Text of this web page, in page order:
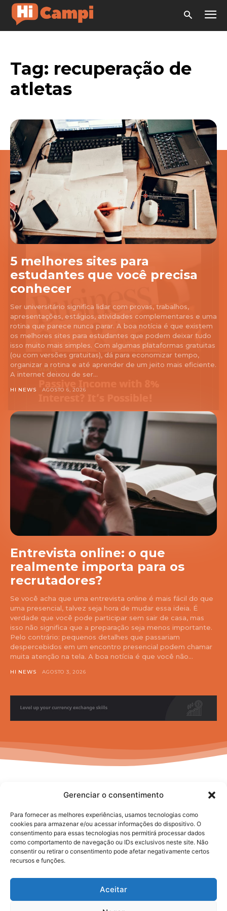
Gerenciar o consentimento
Para fornecer as melhores experiências, usamos tecnologias como
cookies para armazenar e/ou acessar informações do dispositivo. O
consentimento para essas tecnologias nos permitirá processar dados
como comportamento de navegação ou IDs exclusivos neste site. Não
consentir ou retirar o consentimento pode afetar negativamente certos
recursos e funções.
Aceitar
Tag: recuperação de
atletas
5 melhores sites para
estudantes que você precisa
conhecer
Ser universitário significa lidar com provas, trabalhos,
apresentações, estágios, atividades complementares e uma
rotina que parece nunca parar. A boa notícia é que existem
os melhores sites para estudantes que podem deixar tudo
isso muito mais simples. Com algumas plataformas gratuitas
(ou com versões gratuitas), dá para economizar tempo,
organizar a rotina e até aprender de um jeito mais eficiente.
A internet deixou de ser...
HI NEWS AGOSTO 6, 2026
Entrevista online: o que
realmente importa para os
recrutadores?
Se você acha que uma entrevista online é mais fácil do que
uma presencial, talvez seja hora de mudar essa ideia. É
verdade que você pode participar sem sair de casa, mas
isso não significa que a preparação seja menos importante.
Pelo contrário: pequenos detalhes que passariam
despercebidos em um encontro presencial podem chamar
muita atenção na tela. A boa notícia é que você não...
HI NEWS AGOSTO 3, 2026
No posts to display